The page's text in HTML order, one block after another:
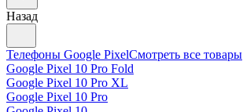
Назад
Телефоны Google PixelСмотреть все товары
Google Pixel 10 Pro Fold
Google Pixel 10 Pro XL
Google Pixel 10 Pro